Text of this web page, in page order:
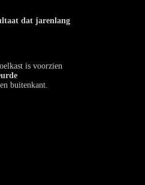
dat jarenlang
is voorzien
buitenkant.